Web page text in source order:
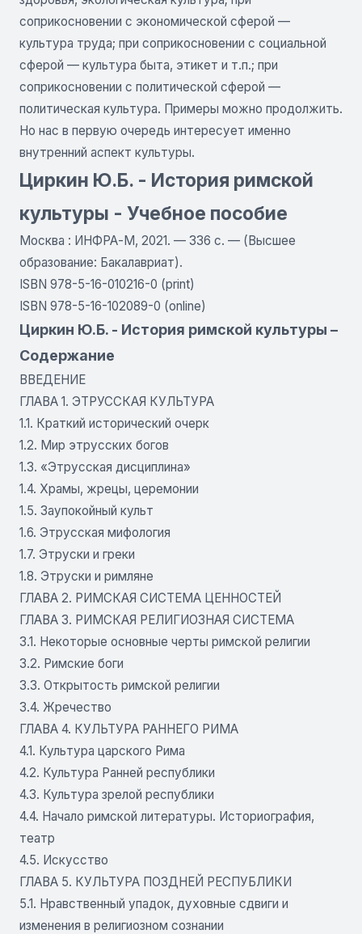
соприкосновении с экономической сферой —
культура труда; при соприкосновении с социальной
сферой — культура быта, этикет и т.п.; при
соприкосновении с политической сферой —
политическая культура. Примеры можно продолжить.
Но нас в первую очередь интересует именно
внутренний аспект культуры.
Циркин Ю.Б. - История римской
культуры - Учебное пособие
Москва : ИНФРА-М, 2021. — 336 с. — (Высшее
образование: Бакалавриат).
ISBN 978-5-16-010216-0 (print)
ISBN 978-5-16-102089-0 (online)
Циркин Ю.Б. - История римской культуры –
Содержание
ВВЕДЕНИЕ
ГЛАВА 1. ЭТРУССКАЯ КУЛЬТУРА
1.1. Краткий исторический очерк
1.2. Мир этрусских богов
1.3. «Этрусская дисциплина»
1.4. Храмы, жрецы, церемонии
1.5. Заупокойный культ
1.6. Этрусская мифология
1.7. Этруски и греки
1.8. Этруски и римляне
ГЛАВА 2. РИМСКАЯ СИСТЕМА ЦЕННОСТЕЙ
ГЛАВА 3. РИМСКАЯ РЕЛИГИОЗНАЯ СИСТЕМА
3.1. Некоторые основные черты римской религии
3.2. Римские боги
3.3. Открытость римской религии
3.4. Жречество
ГЛАВА 4. КУЛЬТУРА РАННЕГО РИМА
4.1. Культура царского Рима
4.2. Культура Ранней республики
4.3. Культура зрелой республики
4.4. Начало римской литературы. Историография,
театр
4.5. Искусство
ГЛАВА 5. КУЛЬТУРА ПОЗДНЕЙ РЕСПУБЛИКИ
5.1. Нравственный упадок, духовные сдвиги и
изменения в религиозном сознании